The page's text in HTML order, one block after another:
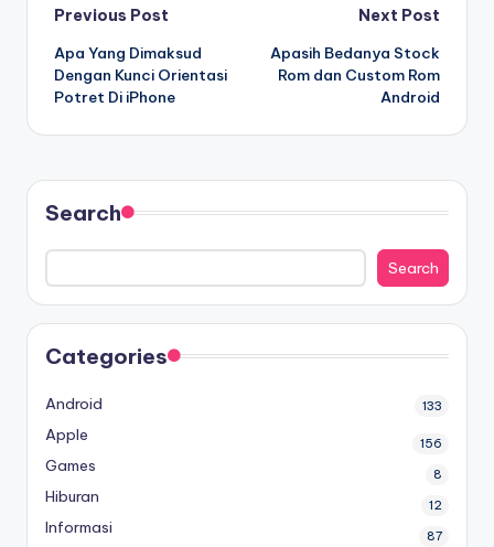
Post
navigation
Previous Post
Apa Yang Dimaksud
Dengan Kunci Orientasi
Potret Di iPhone
Next Post
Apasih Bedanya Stock
Rom dan Custom Rom
Android
Search
Search
Categories
Android 133
Apple 156
Games 8
Hiburan 12
Informasi 87